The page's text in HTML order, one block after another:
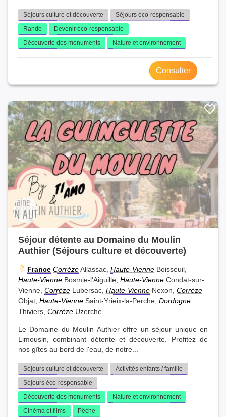
Séjours culture et découverte
Séjours éco-responsable
Rando
Devenir éco-responsable
Découverte des monuments
Nature et environnement
Consulter
Séjour détente au Domaine du Moulin
Authier (Séjours culture et découverte)
France CorrèzeAllassac, Haute-Vienne Boisseuil,
Haute-Vienne Bosmie-l'Aiguille, Haute-Vienne Condat-sur-
Vienne, Corrèze Lubersac, Haute-Vienne Nexon, Corrèze
Objat, Haute-Vienne Saint-Yrieix-la-Perche, Dordogne
Thiviers, Corrèze Uzerche
Le Domaine du Moulin Authier offre un séjour unique en
Limousin, combinant détente et découverte. Profitez de
nos gîtes au bord de l'eau, de notre...
Séjours culture et découverte
Activités enfants / famille
Séjours éco-responsable
Découverte des monuments
Nature et environnement
Cinéma et films
Pêche